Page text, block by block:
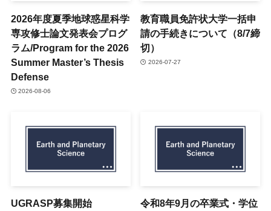
2026年度夏季地球惑星科学
専攻修士論文発表会プログ
ラム/Program for the 2026
Summer Master’s Thesis
Defense
2026-08-06
教育職員免許状大学一括申
請の手続きについて（8/7締
切）
2026-07-27
UGRASP募集開始
令和8年9月の卒業式・学位